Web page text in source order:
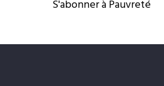
S'abonner à Pauvreté